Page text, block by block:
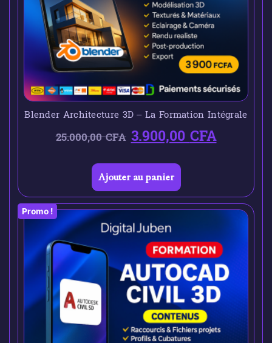
Blender Architecture 3D – La Formation Intégrale
25.000,00CFA 3.900,00CFA
Ajouter au panier
Promo !